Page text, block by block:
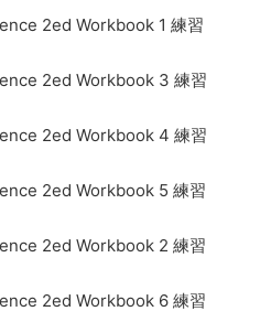
2ed Workbook 1 練習
2ed Workbook 3 練習
2ed Workbook 4 練習
2ed Workbook 5 練習
2ed Workbook 2 練習
2ed Workbook 6 練習